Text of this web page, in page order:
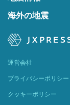
海外の地震
運営会社
プライバシーポリシー
クッキーポリシー